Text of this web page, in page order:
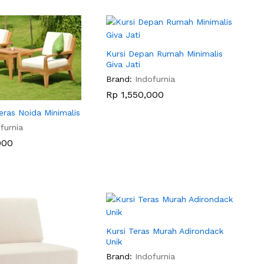
Noida Minimalis
Kursi Depan Rumah Minimalis
Giva Jati
Brand: Indofurnia
Rp 1,550,000
Rp 1,550,000
Kursi Teras Murah Adirondack
Unik
Brand: Indofurnia